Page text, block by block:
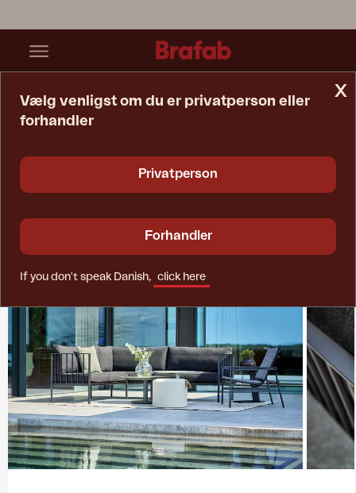
x
Vælg venligst om du er privatperson eller
forhandler
Privatperson
Forhandler
If you don't speak Danish, click here